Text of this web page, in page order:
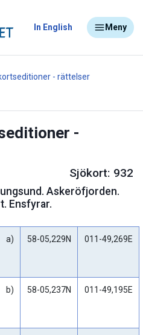
In English Meny
- rättelser
-
Sjökort: 932
Askeröfjorden.
Ensfyrar.
a) 58-05,229N 011-49,269E
b) 58-05,237N 011-49,195E